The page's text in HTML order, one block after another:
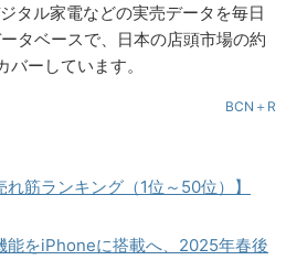
タル家電などの実売データを毎日
タベースで、日本の店頭市場の約
ーしています。
BCN＋R
れ筋ランキング（1位～50位）】
能をiPhoneに搭載へ、2025年春後